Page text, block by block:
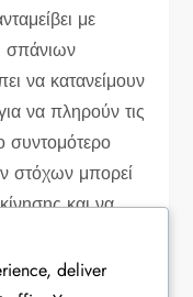
με
σπάνιων
να κατανείμουν
να πληρούν τις
συντομότερο
στόχων μπορεί
και να
σταθερά.
συνεργαστούν
deliver